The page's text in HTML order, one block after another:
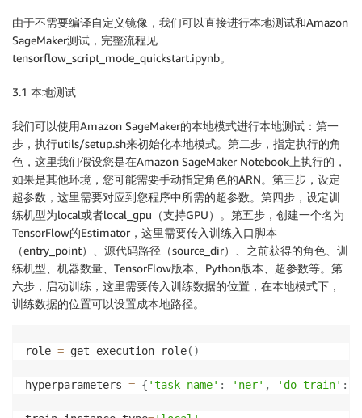
由于不需要编译自定义镜像，我们可以直接进行本地测试和Amazon
SageMaker测试，完整流程见
tensorflow_script_mode_quickstart.ipynb。
3.1 本地测试
我们可以使用Amazon SageMaker的本地模式进行本地测试：第一
步，执行utils/setup.sh来初始化本地模式。第二步，指定执行的角
色，这里我们假设您是在Amazon SageMaker Notebook上执行的，
如果是其他环境，您可能需要手动指定角色的ARN。第三步，设定
超参数，这里需要对应到您程序中所需的超参数。第四步，设定训
练机型为local或者local_gpu（支持GPU）。第五步，创建一个名为
TensorFlow的Estimator，这里需要传入训练入口脚本
（entry_point）、源代码路径（source_dir）、之前获得的角色、训
练机型、机器数量、TensorFlow版本、Python版本、超参数等。第
六步，启动训练，这里需要传入训练数据的位置，在本地模式下，
训练数据的位置可以设置成本地路径。
role = get_execution_role( )
hyperparameters = { 'task_name' : 'ner' , 'do_train' :